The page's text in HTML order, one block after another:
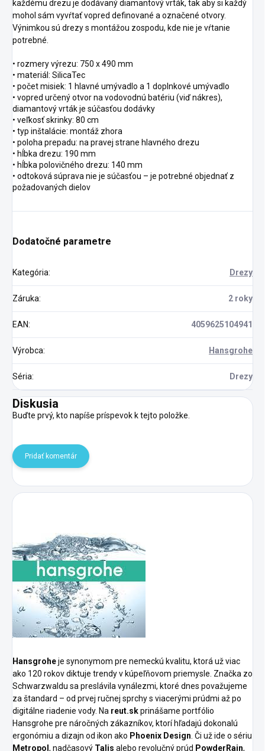
každému drezu je dodávaný diamantový vrták, tak aby si každý
mohol sám vyvŕtať vopred definované a označené otvory.
Výnimkou sú drezy s montážou zospodu, kde nie je vŕtanie
potrebné.
• rozmery výrezu: 750 x 490 mm
• materiál: SilicaTec
• počet misiek: 1 hlavné umývadlo a 1 doplnkové umývadlo
• vopred určený otvor na vodovodnú batériu (viď nákres),
diamantový vrták je súčasťou dodávky
• veľkosť skrinky: 80 cm
• typ inštalácie: montáž zhora
• poloha prepadu: na pravej strane hlavného drezu
• hĺbka drezu: 190 mm
• hĺbka polovičného drezu: 140 mm
• odtoková súprava nie je súčasťou – je potrebné objednať z
požadovaných dielov
Dodatočné parametre
Kategória: Drezy
Záruka: 2 roky
EAN: 4059625104941
Výrobca: Hansgrohe
Séria: Drezy
Diskusia
Buďte prvý, kto napíše príspevok k tejto položke.
Pridať komentár
Hansgroheje synonymom pre nemeckú kvalitu, ktorá už viac
ako 120 rokov diktuje trendy v kúpeľňovom priemysle. Značka zo
Schwarzwaldu sa preslávila vynálezmi, ktoré dnes považujeme
za štandard – od prvej ručnej sprchy s viacerými prúdmi až po
digitálne riadenie vody. Na reut.skprinášame portfólio
Hansgrohe pre náročných zákazníkov, ktorí hľadajú dokonalú
ergonómiu a dizajn od ikon ako Phoenix Design . Či už ide o sériu
Metropol , nadčasový Talis alebo revolučný prúd PowderRain,